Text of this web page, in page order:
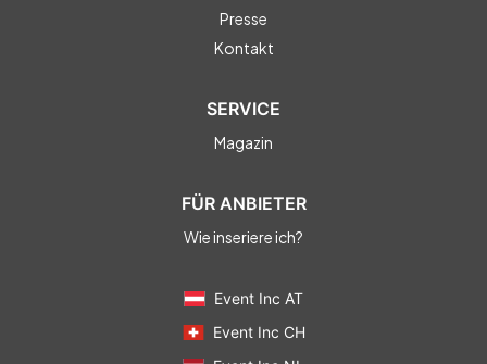
Presse
Kontakt
SERVICE
Magazin
FÜR ANBIETER
Wie inseriere ich?
Event Inc AT
Event Inc CH